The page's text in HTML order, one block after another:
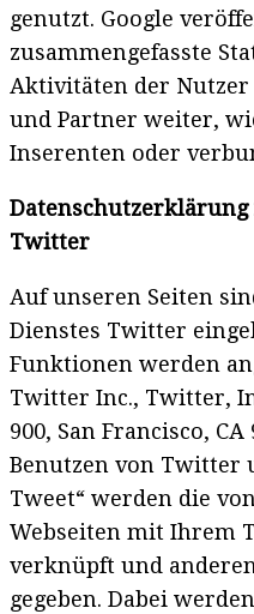
genutzt. Google
zusammengefasste
Aktivitäten der Nutzer
und Partner weiter,
Inserenten oder
Twitter
Auf unseren Seiten
Dienstes Twitter
Funktionen werden
Twitter Inc., Twitter,
900, San Francisco,
Benutzen von Twitter
Tweet“ werden die
Webseiten mit Ihrem
verknüpft und
gegeben. Dabei